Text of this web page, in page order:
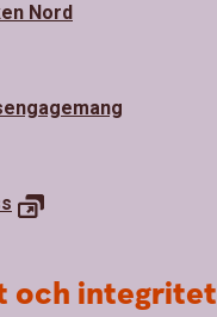
Nord
och integritet